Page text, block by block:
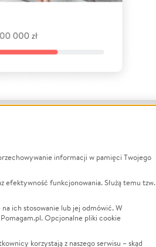
LGBTQ+
Powódź
Wichura
informacji w pamięci Twojego
efektywność funkcjonowania. Służą temu tzw.
ich stosowanie lub jej odmówić. W
Opcjonalne pliki cookie
korzystają z naszego serwisu – skąd